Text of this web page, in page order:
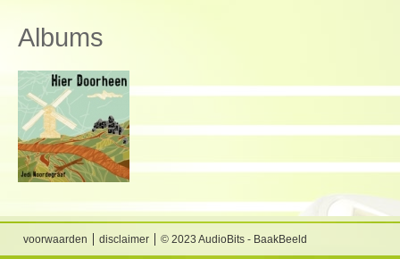
Albums
voorwaarden disclaimer © 2023 AudioBits - BaakBeeld